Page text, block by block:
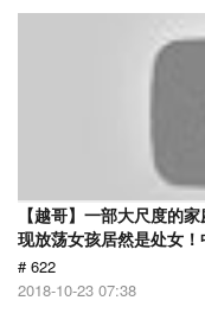
【越哥】一部大尺度的
现放荡女孩居然是处女
# 622
2018-10-23 07:38